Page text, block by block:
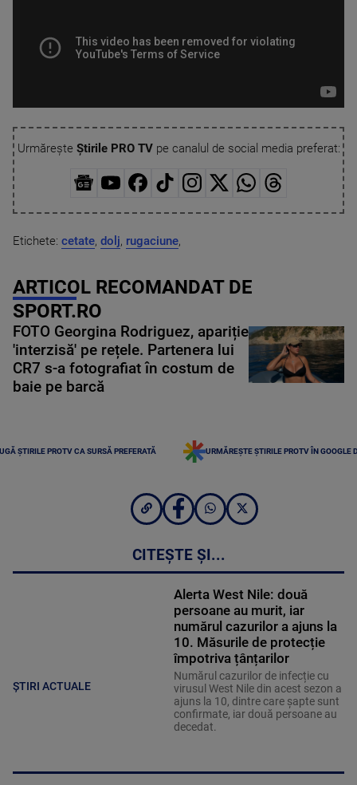
Urmărește Știrile PRO TVpe canalul de social media preferat:
Etichete: cetate, dolj, rugaciune,
ARTICOL RECOMANDAT DE
SPORT.RO
FOTO Georgina Rodriguez, apariție
'interzisă' pe rețele. Partenera lui
CR7 s-a fotografiat în costum de
baie pe barcă
ȘTIRILE PROTV CA SURSĂ PREFERATĂ URMĂREȘTE ȘTIRILE PROTV ÎN GOOGLE
CITEȘTE ȘI...
ȘTIRI ACTUALE
Alerta West Nile: două
persoane au murit, iar
numărul cazurilor a ajuns la
10. Măsurile de protecție
împotriva țânțarilor
Numărul cazurilor de infecție cu
virusul West Nile din acest sezon a
ajuns la 10, dintre care șapte sunt
confirmate, iar două persoane au
decedat.